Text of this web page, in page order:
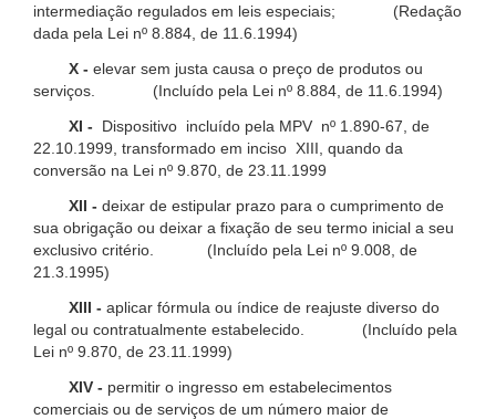
intermediação regulados em leis especiais; (Redação
dada pela Lei nº 8.884, de 11.6.1994)
X - elevar sem justa causa o preço de produtos ou
serviços. (Incluído pela Lei nº 8.884, de 11.6.1994)
XI -
Dispositivo incluído pela MPV nº 1.890-67, de
22.10.1999, transformado em inciso XIII, quando da
conversão na Lei nº 9.870, de 23.11.1999
XII - deixar de estipular prazo para o cumprimento de
sua obrigação ou deixar a fixação de seu termo inicial a seu
exclusivo critério. (Incluído pela Lei nº 9.008, de
21.3.1995)
XIII - aplicar fórmula ou índice de reajuste diverso do
legal ou contratualmente estabelecido. (Incluído pela
Lei nº 9.870, de 23.11.1999)
XIV - permitir o ingresso em estabelecimentos
comerciais ou de serviços de um número maior de